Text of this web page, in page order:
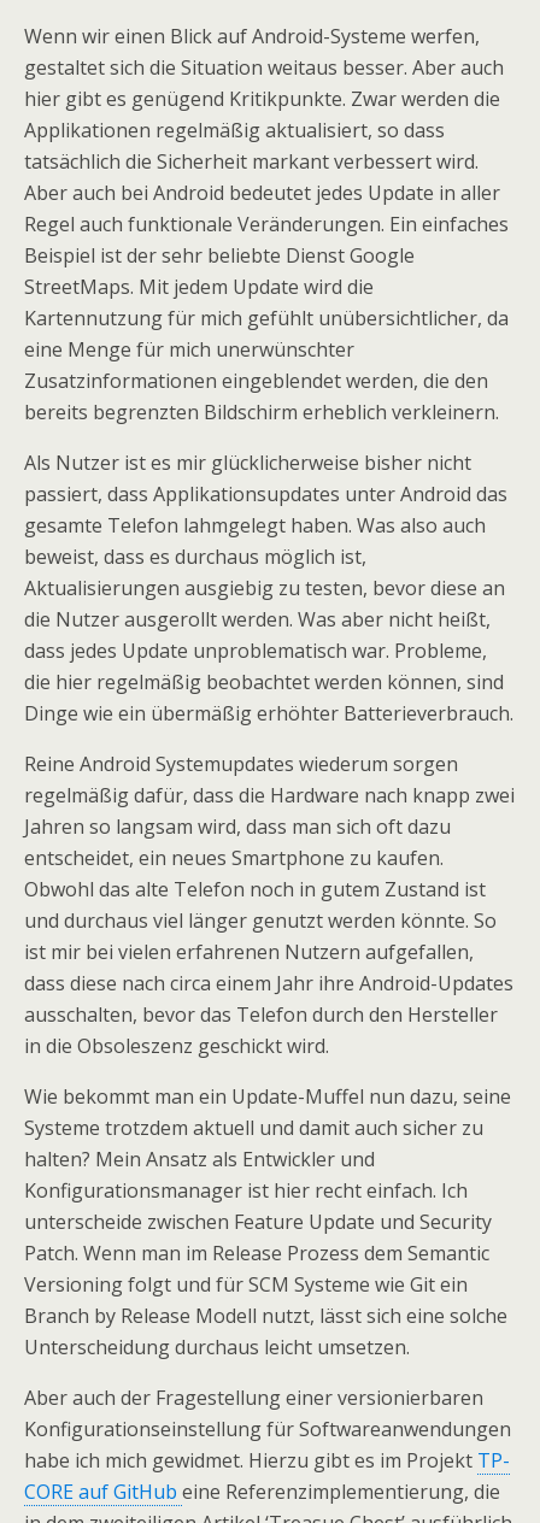
Wenn wir einen Blick auf Android-Systeme werfen,
gestaltet sich die Situation weitaus besser. Aber auch
hier gibt es genügend Kritikpunkte. Zwar werden die
Applikationen regelmäßig aktualisiert, so dass
tatsächlich die Sicherheit markant verbessert wird.
Aber auch bei Android bedeutet jedes Update in aller
Regel auch funktionale Veränderungen. Ein einfaches
Beispiel ist der sehr beliebte Dienst Google
StreetMaps. Mit jedem Update wird die
Kartennutzung für mich gefühlt unübersichtlicher, da
eine Menge für mich unerwünschter
Zusatzinformationen eingeblendet werden, die den
bereits begrenzten Bildschirm erheblich verkleinern.
Als Nutzer ist es mir glücklicherweise bisher nicht
passiert, dass Applikationsupdates unter Android das
gesamte Telefon lahmgelegt haben. Was also auch
beweist, dass es durchaus möglich ist,
Aktualisierungen ausgiebig zu testen, bevor diese an
die Nutzer ausgerollt werden. Was aber nicht heißt,
dass jedes Update unproblematisch war. Probleme,
die hier regelmäßig beobachtet werden können, sind
Dinge wie ein übermäßig erhöhter Batterieverbrauch.
Reine Android Systemupdates wiederum sorgen
regelmäßig dafür, dass die Hardware nach knapp zwei
Jahren so langsam wird, dass man sich oft dazu
entscheidet, ein neues Smartphone zu kaufen.
Obwohl das alte Telefon noch in gutem Zustand ist
und durchaus viel länger genutzt werden könnte. So
ist mir bei vielen erfahrenen Nutzern aufgefallen,
dass diese nach circa einem Jahr ihre Android-Updates
ausschalten, bevor das Telefon durch den Hersteller
in die Obsoleszenz geschickt wird.
Wie bekommt man ein Update-Muffel nun dazu, seine
Systeme trotzdem aktuell und damit auch sicher zu
halten? Mein Ansatz als Entwickler und
Konfigurationsmanager ist hier recht einfach. Ich
unterscheide zwischen Feature Update und Security
Patch. Wenn man im Release Prozess dem Semantic
Versioning folgt und für SCM Systeme wie Git ein
Branch by Release Modell nutzt, lässt sich eine solche
Unterscheidung durchaus leicht umsetzen.
Aber auch der Fragestellung einer versionierbaren
Konfigurationseinstellung für Softwareanwendungen
habe ich mich gewidmet. Hierzu gibt es im Projekt TP-
CORE auf GitHub eine Referenzimplementierung, die